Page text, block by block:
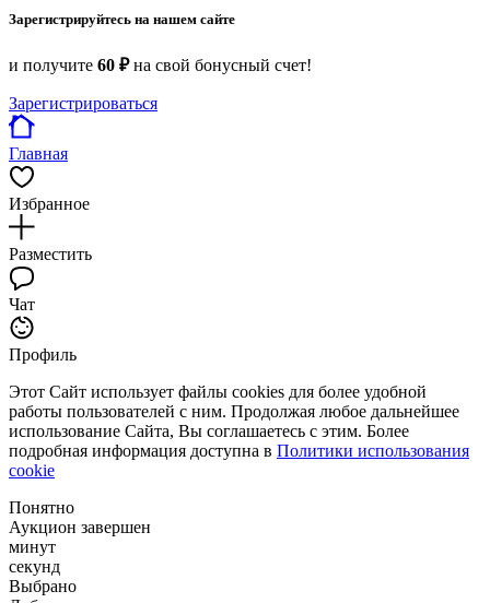
Зарегистрируйтесь на нашем сайте
и получите 60 ₽на свой бонусный счет!
Зарегистрироваться
Главная
Избранное
Разместить
Чат
Профиль
Этот Сайт использует файлы cookies для более удобной
работы пользователей с ним. Продолжая любое дальнейшее
использование Сайта, Вы соглашаетесь с этим. Более
подробная информация доступна в Политики использования
cookie
Понятно
Аукцион завершен
минут
секунд
Выбрано